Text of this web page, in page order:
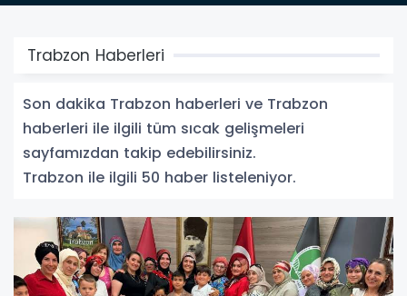
Keşfedilmeyi Bekliyor
Trabzon Haberleri
Son dakika Trabzon haberleri ve Trabzon
haberleri ile ilgili tüm sıcak gelişmeleri
sayfamızdan takip edebilirsiniz.
Trabzon ile ilgili 50 haber listeleniyor.